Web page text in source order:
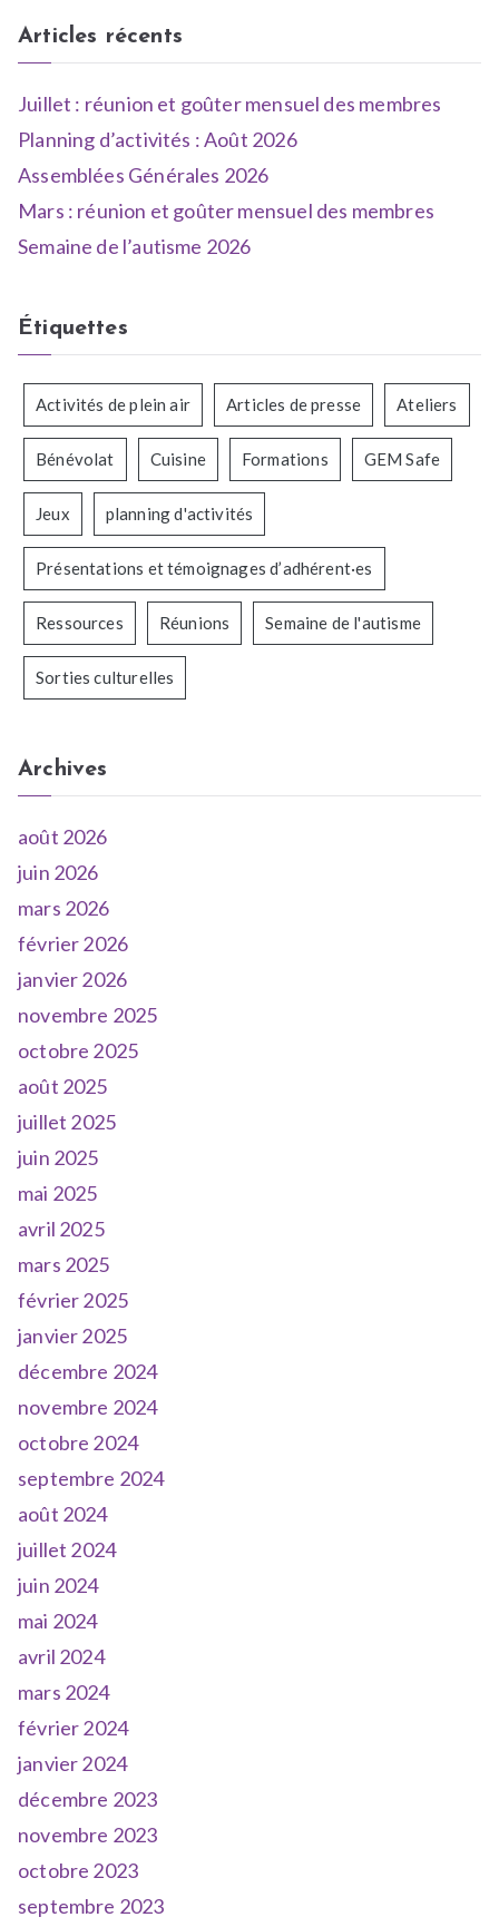
e
N
s
R
s
u
r
c
Articles récents
Juillet : réunion et goûter mensuel des membres
Planning d’activités : Août 2026
Assemblées Générales 2026
Mars : réunion et goûter mensuel des membres
Semaine de l’autisme 2026
Étiquettes
Activités de plein air Articles de presse Ateliers
Bénévolat Cuisine Formations GEM Safe
Jeux planning d'activités
Présentations et témoignages d’adhérent·es
Ressources Réunions Semaine de l'autisme
Sorties culturelles
Archives
août 2026
juin 2026
mars 2026
février 2026
janvier 2026
novembre 2025
octobre 2025
août 2025
juillet 2025
juin 2025
mai 2025
avril 2025
mars 2025
février 2025
janvier 2025
décembre 2024
novembre 2024
octobre 2024
septembre 2024
août 2024
juillet 2024
juin 2024
mai 2024
avril 2024
mars 2024
février 2024
janvier 2024
décembre 2023
novembre 2023
octobre 2023
septembre 2023